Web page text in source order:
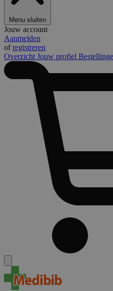
Menu sluiten
Jouw account
Aanmelden
ofregistreren
Overzicht Jouw profiel